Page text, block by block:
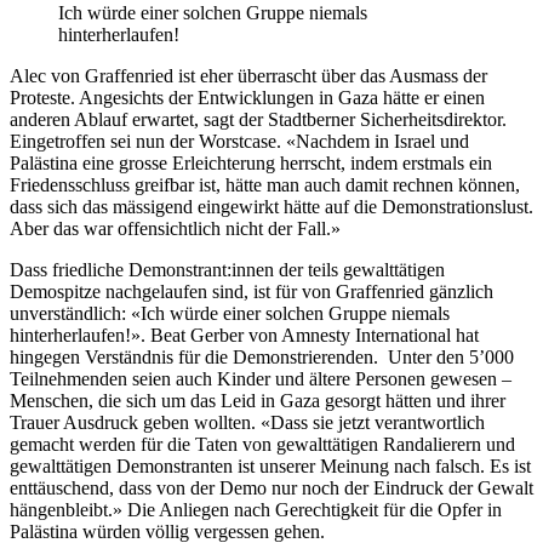
Ich würde einer solchen Gruppe niemals
hinterherlaufen!
Alec von Graffenried ist eher überrascht über das Ausmass der
Proteste. Angesichts der Entwicklungen in Gaza hätte er einen
anderen Ablauf erwartet, sagt der Stadtberner Sicherheitsdirektor.
Eingetroffen sei nun der Worstcase. «Nachdem in Israel und
Palästina eine grosse Erleichterung herrscht, indem erstmals ein
Friedensschluss greifbar ist, hätte man auch damit rechnen können,
dass sich das mässigend eingewirkt hätte auf die Demonstrationslust.
Aber das war offensichtlich nicht der Fall.»
Dass friedliche Demonstrant:innen der teils gewalttätigen
Demospitze nachgelaufen sind, ist für von Graffenried gänzlich
unverständlich: «Ich würde einer solchen Gruppe niemals
hinterherlaufen!». Beat Gerber von Amnesty International hat
hingegen Verständnis für die Demonstrierenden. Unter den 5’000
Teilnehmenden seien auch Kinder und ältere Personen gewesen –
Menschen, die sich um das Leid in Gaza gesorgt hätten und ihrer
Trauer Ausdruck geben wollten. «Dass sie jetzt verantwortlich
gemacht werden für die Taten von gewalttätigen Randalierern und
gewalttätigen Demonstranten ist unserer Meinung nach falsch. Es ist
enttäuschend, dass von der Demo nur noch der Eindruck der Gewalt
hängenbleibt.» Die Anliegen nach Gerechtigkeit für die Opfer in
Palästina würden völlig vergessen gehen.